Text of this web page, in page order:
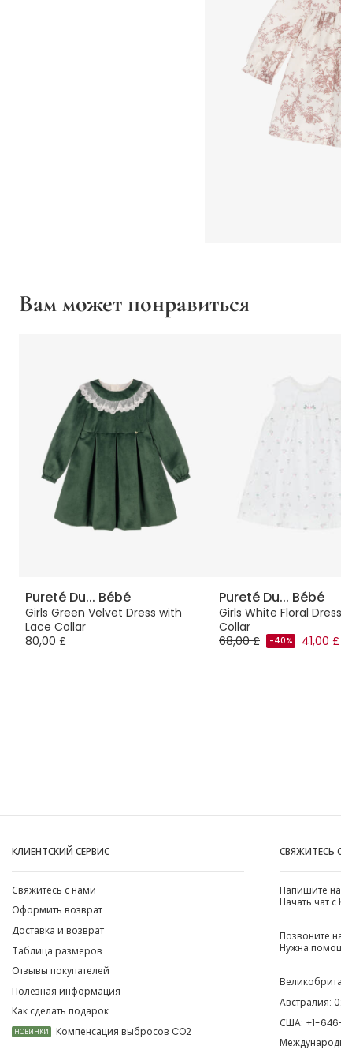
Вам может понравиться
Pureté Du... Bébé
Girls Green Velvet Dress with
Lace Collar
80,00 £
Pureté Du... Bébé
Girls White Floral
Collar
68,00 £
-40% 41,00 £
КЛИЕНТСКИЙ СЕРВИС
Свяжитесь с нами
Оформить возврат
Доставка и возврат
Таблица размеров
Отзывы покупателей
Полезная информация
Как сделать подарок
НОВИНКИ Компенсация выбросов CO2
СВЯЖИТЕСЬ
Напишите
Начать чат
Позвоните
Нужна
Австралия:
США: +1-